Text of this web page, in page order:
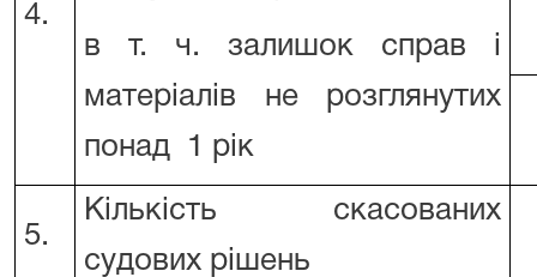
4.
в т. ч. залишок справ і
матеріалів не розглянутих
понад 1 рік
5.
Кількість скасованих
судових рішень